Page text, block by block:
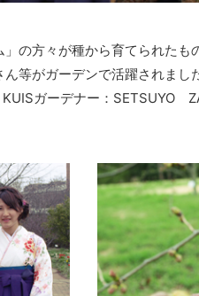
の方々が種から育てられたも
等がガーデンで活躍されまし
ガーデナー：SETSUYO